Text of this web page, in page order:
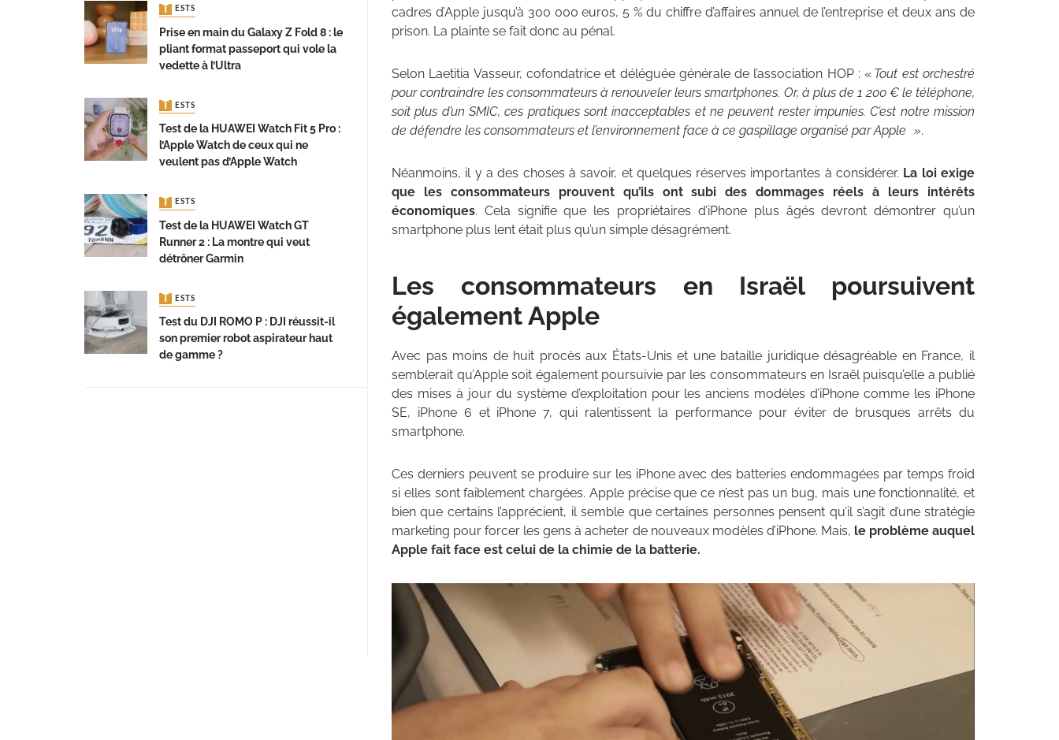
cadres d’Apple jusqu’à 300 000 euros, 5 % du chiffre d’affaires annuel de l’entreprise et deux ans de
prison. La plainte se fait donc au pénal.
Selon Laetitia Vasseur, cofondatrice et déléguée générale de l’association HOP : « Tout est orchestré
pour contraindre les consommateurs à renouveler leurs smartphones. Or, à plus de 1 200 € le téléphone,
soit plus d’un SMIC, ces pratiques sont inacceptables et ne peuvent rester impunies. C’est notre mission
de défendre les consommateurs et l’environnement face à ce gaspillage organisé par Apple ».
Néanmoins, il y a des choses à savoir, et quelques réserves importantes à considérer. La loi exige
que les consommateurs prouvent qu’ils ont subi des dommages réels à leurs intérêts
économiques. Cela signifie que les propriétaires d’iPhone plus âgés devront démontrer qu’un
smartphone plus lent était plus qu’un simple désagrément.
Les consommateurs en Israël poursuivent
également Apple
Avec pas moins de huit procès aux États-Unis et une bataille juridique désagréable en France, il
semblerait qu’Apple soit également poursuivie par les consommateurs en Israël puisqu’elle a publié
des mises à jour du système d’exploitation pour les anciens modèles d’iPhone comme les iPhone
SE, iPhone 6 et iPhone 7, qui ralentissent la performance pour éviter de brusques arrêts du
smartphone.
Ces derniers peuvent se produire sur les iPhone avec des batteries endommagées par temps froid
si elles sont faiblement chargées. Apple précise que ce n’est pas un bug, mais une fonctionnalité, et
bien que certains l’apprécient, il semble que certaines personnes pensent qu’il s’agit d’une stratégie
marketing pour forcer les gens à acheter de nouveaux modèles d’iPhone. Mais, le problème auquel
Apple fait face est celui de la chimie de la batterie.
TESTS
Prise en main du Galaxy Z Fold 8 : le
pliant format passeport qui vole la
vedette à l’Ultra
TESTS
Test de la HUAWEI Watch Fit 5 Pro :
l’Apple Watch de ceux qui ne
veulent pas d’Apple Watch
TESTS
Test de la HUAWEI Watch GT
Runner 2 : La montre qui veut
détrôner Garmin
TESTS
Test du DJI ROMO P : DJI réussit-il
son premier robot aspirateur haut
de gamme ?